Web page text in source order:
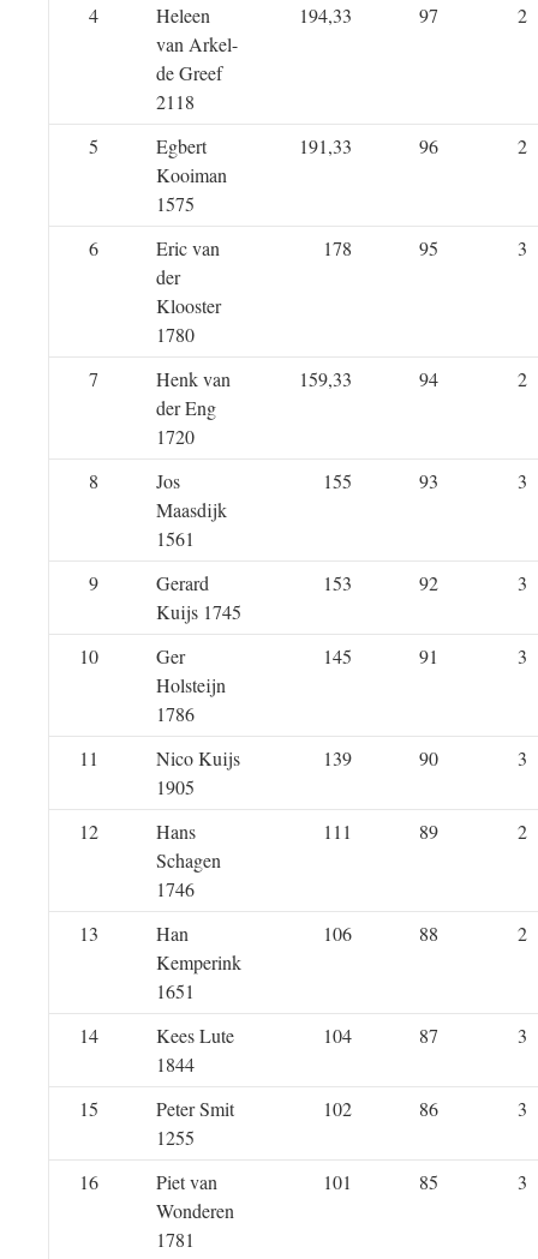
4
Heleen
van Arkel-
de Greef
2118
194,33 97 2
5
Egbert
Kooiman
1575
191,33 96 2
6
Eric van
der
Klooster
1780
178 95 3
7
Henk van
der Eng
1720
159,33 94 2
8
Jos
Maasdijk
1561
155 93 3
9
Gerard
Kuijs 1745
153 92 3
10
Ger
Holsteijn
1786
145 91 3
11
Nico Kuijs
1905
139 90 3
12
Hans
Schagen
1746
111 89 2
13
Han
Kemperink
1651
106 88 2
14
Kees Lute
1844
104 87 3
15
Peter Smit
1255
102 86 3
16
Piet van
Wonderen
1781
101 85 3